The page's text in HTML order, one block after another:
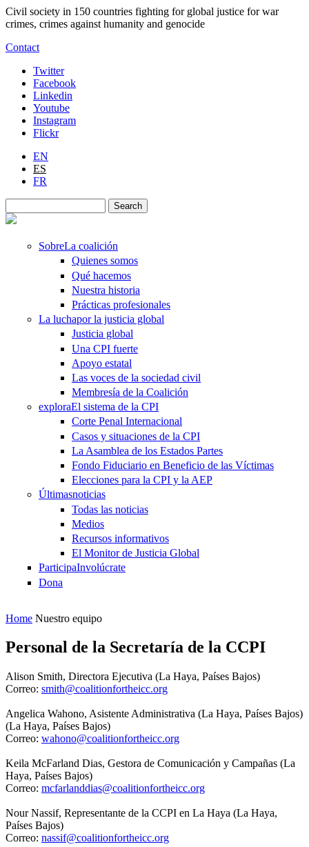
Skip to main content
Civil society in 150 countries fighting for global justice for war
crimes, crimes against humanity and genocide
Contact
Twitter
Facebook
Linkedin
Youtube
Instagram
Flickr
EN
ES
FR
Search form
SobreLa coalición
Quienes somos
Qué hacemos
Nuestra historia
Prácticas profesionales
La luchapor la justicia global
Justicia global
Una CPI fuerte
Apoyo estatal
Las voces de la sociedad civil
Membresía de la Coalición
exploraEl sistema de la CPI
Corte Penal Internacional
Casos y situaciones de la CPI
La Asamblea de los Estados Partes
Fondo Fiduciario en Beneficio de las Víctimas
Elecciones para la CPI y la AEP
Últimasnoticias
Todas las noticias
Medios
Recursos informativos
El Monitor de Justicia Global
ParticipaInvolúcrate
Dona
You are here
Home Nuestro equipo
Personal de la Secretaría de la CCPI
Alison Smith, Directora Ejecutiva (La Haya, Países Bajos)
Correo: smith@coalitionfortheicc.org
Angelica Wahono, Asistente Administrativa (La Haya, Países Bajos)
(La Haya, Países Bajos)
Correo: wahono@coalitionfortheicc.org
Keila McFarland Dias, Gestora de Comunicación y Campañas (La
Haya, Países Bajos)
Correo: mcfarlanddias@coalitionfortheicc.org
Nour Nassif, Representante de la CCPI en La Haya (La Haya,
Países Bajos)
Correo: nassif@coalitionfortheicc.org